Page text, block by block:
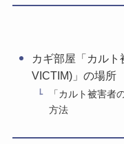
カギ部屋「カル
VICTIM)」の場所
「カルト被害者
方法